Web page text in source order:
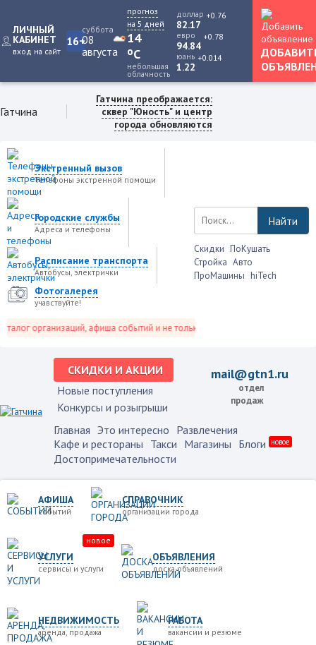
ЛИЧНЫЙ
КАБИНЕТ
вход на сайт
16+
суббота
08
августа
прогноз
на 5 дней
14
oC
небольшая
облачность
доллар
82.17
+0.76
евро
94.84
+0.78
юань
1.22
+0.014
Гатчина
Гатчина преображается:
сквер "Юность" и центр
города обновляются
Экстренный вызов
Телефоны экстренной помощи
Городские службы
Адреса и телефоны
Расписание транспорта
Автобусы, электрички
Фотогалерея
учавствуйте!
организаций, афиша событий и не только это.
Найти
Скидки ПоКушать
Стройка Авто
ПроМашины hiTech
СКИДКИ И АКЦИИ
Новые поступления
Конкурсы и розыгрыши
mail@gtn1.ru
отдел
продаж
Главная Это интересно Развлечения
Кафе и рестораны Такси Магазины Блоги новое
Достопримечательности
АФИША
событий
СПРАВОЧНИК
организации города
УСЛУГИ
сервисы и услуги
новое
ОБЪЯВЛЕНИЯ
доска объявлений
НЕДВИЖИМОСТЬ
аренда, продажа
РАБОТА
вакансии и резюме